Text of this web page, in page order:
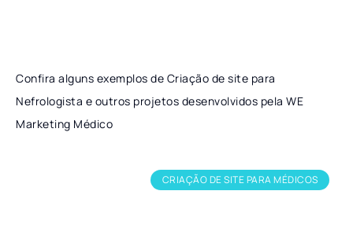
Confira alguns exemplos de Criação de site para
Nefrologista e outros projetos desenvolvidos pela WE
Marketing Médico
CRIAÇÃO DE SITE PARA MÉDICOS